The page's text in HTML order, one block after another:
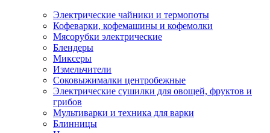
Электрические чайники и термопоты
Кофеварки, кофемашины и кофемолки
Мясорубки электрические
Блендеры
Миксеры
Измельчители
Соковыжималки центробежные
Электрические сушилки для овощей, фруктов и
грибов
Мультиварки и техника для варки
Блинницы